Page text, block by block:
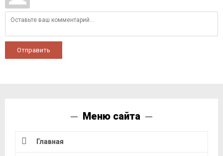
Отправить
Меню сайта
Главная